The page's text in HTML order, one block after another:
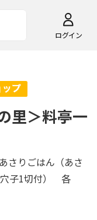
ログイン
里＞料亭一
さりごはん（あさ
穴子1切付） 各